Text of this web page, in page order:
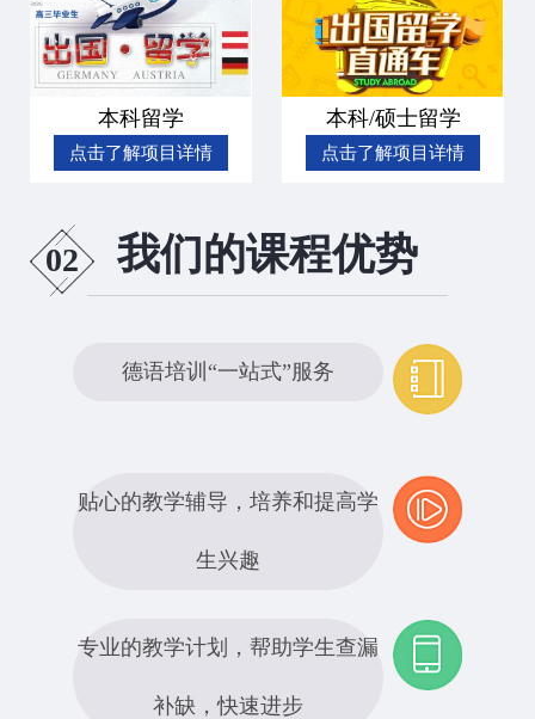
本科留学
点击了解项目详情
本科/硕士留学
点击了解项目详情
02 我们的课程优势
德语培训“一站式”服务
贴心的教学辅导，培养和提高学
生兴趣
专业的教学计划，帮助学生查漏
补缺，快速进步